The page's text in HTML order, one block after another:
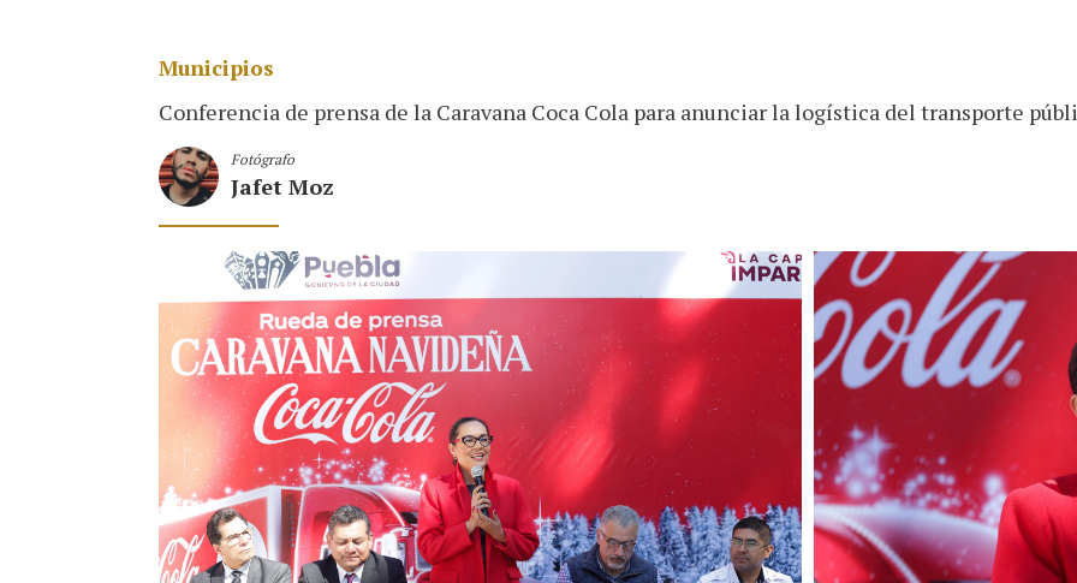
Municipios
Conferencia de prensa de la Caravana Coca Cola para anunciar la logística del transporte
Fotógrafo
Jafet Moz